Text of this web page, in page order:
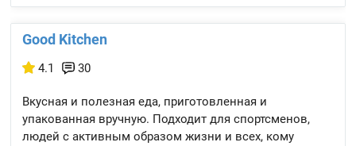
Good Kitchen
4.1 30
Вкусная и полезная еда, приготовленная и
упакованная вручную. Подходит для спортсменов,
людей с активным образом жизни и всех, кому